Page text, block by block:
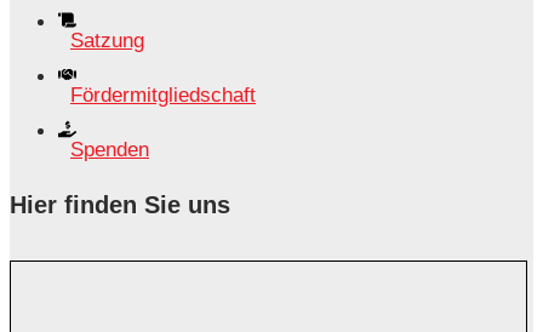
Satzung
Fördermitgliedschaft
Spenden
Hier finden Sie uns